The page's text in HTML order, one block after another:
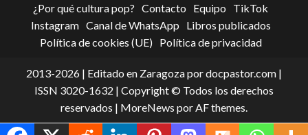
¿Por qué cultura pop? Contacto Equipo
TikTok
Instagram Canal de WhatsApp
Libros publicados
Política de cookies (UE)
Política de privacidad
2013-2026 | Editado en Zaragoza por docpastor.com |
ISSN 3020-1632 | Copyright © Todos los derechos
reservados | MoreNews por AF themes.